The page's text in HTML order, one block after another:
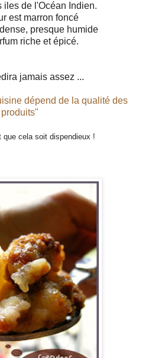
iles de l'Océan Indien.
est marron foncé
presque humide
riche et épicé.
jamais assez ...
dépend de la qualité des
produits"
que cela soit dispendieux !